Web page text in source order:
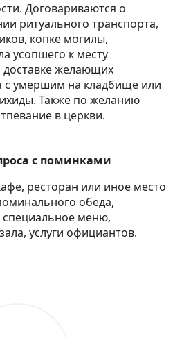
Договариваются о
ритуального транспорта,
копке могилы,
усопшего к месту
доставке желающих
с умершим на кладбище или
Также по желанию
в церкви.
с поминками
ресторан или иное место
обеда,
специальное меню,
услуги официантов.